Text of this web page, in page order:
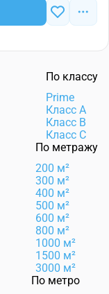
По классу
Prime
Класс А
Класс B
Класс C
По метражу
200 м²
300 м²
400 м²
500 м²
600 м²
800 м²
1000 м²
1500 м²
3000 м²
По метро